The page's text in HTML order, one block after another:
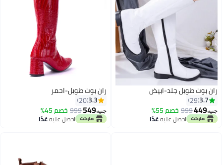
3
ران بوت طويل جلد-ابيض
3.7
29
جنيه449
999 خصم 55%
احصل عليهغدًا 6
ران بوت طويل-احمر
3.3
20
جنيه549
999 خصم 45%
احصل عليهغدًا